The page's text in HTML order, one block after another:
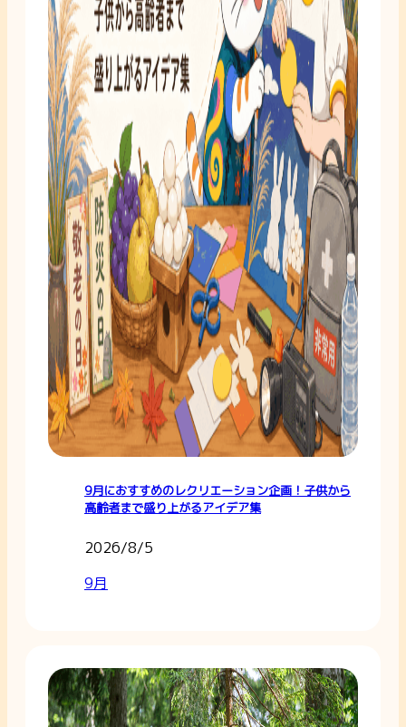
9月におすすめのレクリエーション企画！子供から
高齢者まで盛り上がるアイデア集
2026/8/5
9月